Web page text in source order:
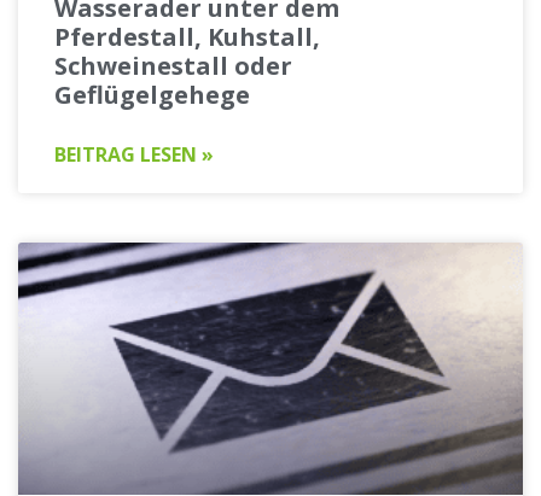
Wasserader unter dem
Pferdestall, Kuhstall,
Schweinestall oder
Geflügelgehege
BEITRAG LESEN »